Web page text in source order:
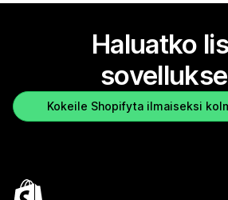
Haluatko
Kokeile Shopifyta ilmaiseksi